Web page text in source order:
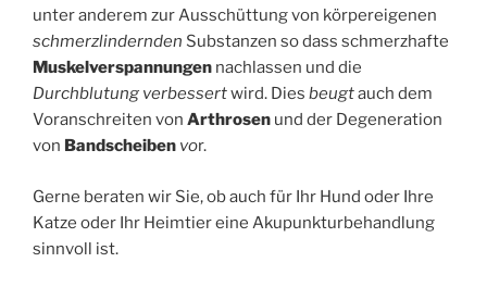
unter anderem zur Ausschüttung von körpereigenen
schmerzlindernden Substanzen so dass schmerzhafte
Muskelverspannungen nachlassen und die
Durchblutung verbessertwird. Dies beugtauch dem
Voranschreiten von Arthrosen und der Degeneration
von Bandscheiben vor.
Gerne beraten wir Sie, ob auch für Ihr Hund oder Ihre
Katze oder Ihr Heimtier eine Akupunkturbehandlung
sinnvoll ist.